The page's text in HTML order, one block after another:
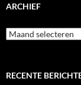
ARCHIEF
Archief
RECENTE